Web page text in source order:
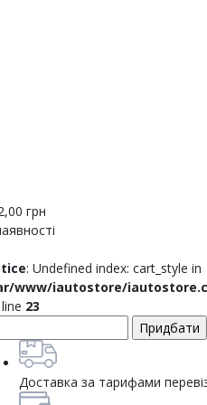
грн
: Undefined index: cart_style in
www/iautostore/
23
Доставка за тарифами